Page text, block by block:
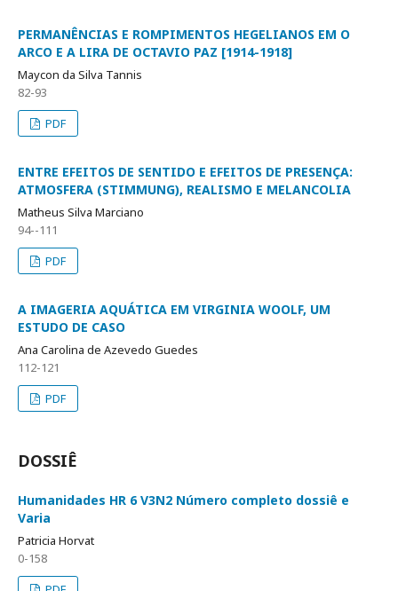
PERMANÊNCIAS E ROMPIMENTOS HEGELIANOS EM O
ARCO E A LIRA DE OCTAVIO PAZ [1914-1918]
Maycon da Silva Tannis
82-93
PDF
ENTRE EFEITOS DE SENTIDO E EFEITOS DE PRESENÇA:
ATMOSFERA (STIMMUNG), REALISMO E MELANCOLIA
Matheus Silva Marciano
94--111
PDF
A IMAGERIA AQUÁTICA EM VIRGINIA WOOLF, UM
ESTUDO DE CASO
Ana Carolina de Azevedo Guedes
112-121
PDF
DOSSIÊ
Humanidades HR 6 V3N2 Número completo dossiê e
Varia
Patricia Horvat
0-158